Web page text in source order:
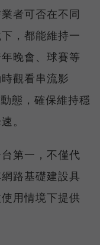
者可否在不同
，都能維持一
晚會、球賽等
觀看串流影
態，確保維持穩
。
第一，不僅代
路基礎建設具
用情境下提供